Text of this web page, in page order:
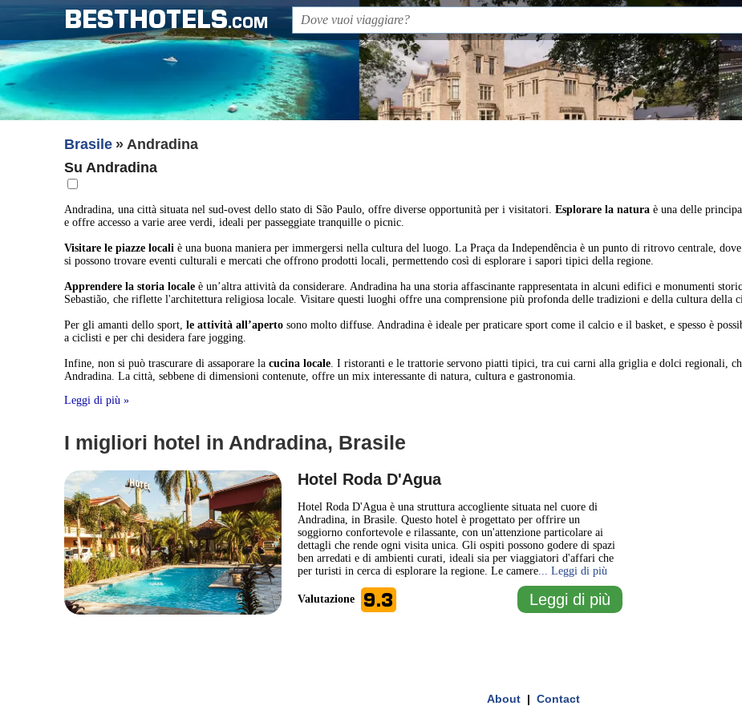
BESTHOTELS.COM
Brasile
Andradina
Su Andradina
Andradina, una città situata nel sud-ovest dello stato di São Paulo, offre diverse opportunità per i visitatori.Esplorare la natura è una delle
e offre accesso a varie aree verdi, ideali per passeggiate tranquille o picnic.
Visitare le piazze locali è una buona maniera per immergersi nella cultura del luogo. La Praça da Independência è un punto di ritrovo centrale,
si possono trovare eventi culturali e mercati che offrono prodotti locali, permettendo così di esplorare i sapori tipici della regione.
Apprendere la storia locale è un’altra attività da considerare. Andradina ha una storia affascinante rappresentata in alcuni edifici e monumenti
Sebastião, che riflette l'architettura religiosa locale. Visitare questi luoghi offre una comprensione più profonda delle tradizioni e della cultura della
Per gli amanti dello sport,le attività all’aperto sono molto diffuse. Andradina è ideale per praticare sport come il calcio e il basket, e spesso è
a ciclisti e per chi desidera fare jogging.
Infine, non si può trascurare di assaporare lacucina locale. I ristoranti e le trattorie servono piatti tipici, tra cui carni alla griglia e dolci regionali,
Andradina. La città, sebbene di dimensioni contenute, offre un mix interessante di natura, cultura e gastronomia.
Leggi di più »
I migliori hotel in Andradina, Brasile
Hotel Roda D'Agua
Hotel Roda D'Agua è una struttura accogliente situata nel cuore di
Andradina, in Brasile. Questo hotel è progettato per offrire un
soggiorno confortevole e rilassante, con un'attenzione particolare ai
dettagli che rende ogni visita unica. Gli ospiti possono godere di spazi
ben arredati e di ambienti curati, ideali sia per viaggiatori d'affari che
per turisti in cerca di esplorare la regione. Le camere... Leggi di più
Valutazione 9.3 Leggi di più
About |Contact